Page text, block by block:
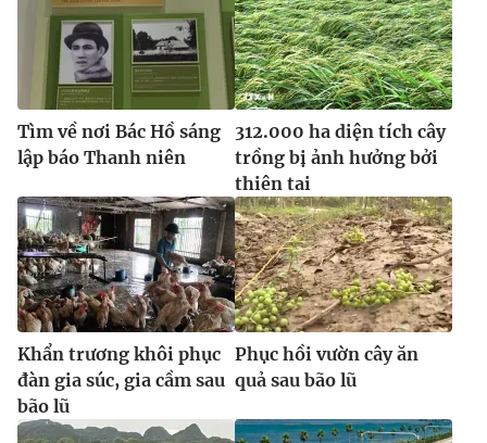
Tìm về nơi Bác Hồ sáng
lập báo Thanh niên
312.000 ha diện tích cây
trồng bị ảnh hưởng bởi
thiên tai
Khẩn trương khôi phục
đàn gia súc, gia cầm sau
bão lũ
Phục hồi vườn cây ăn
quả sau bão lũ